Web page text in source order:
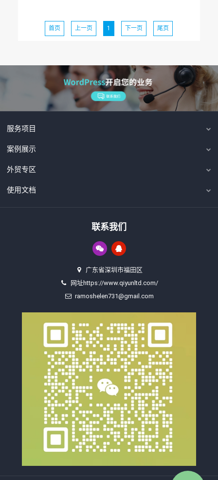
首页 上一页 1 下一页 尾页
服务项目
案例展示
外贸专区
使用文档
联系我们
广东省深圳市福田区
网址https://www.qiyunltd.com/
ramoshelen731@gmail.com